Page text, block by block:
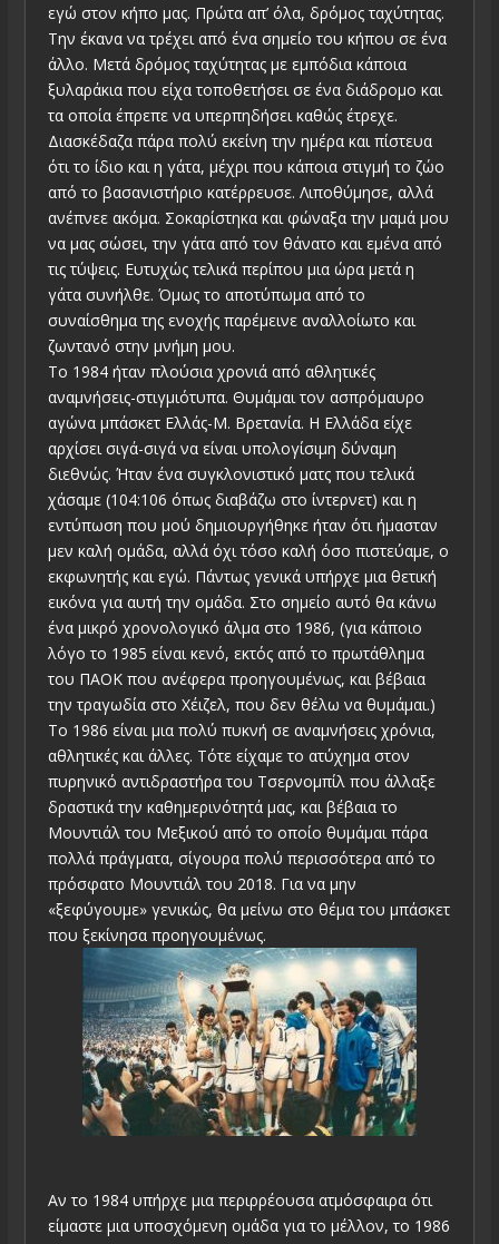
εγώ στον κήπο μας. Πρώτα απ’ όλα, δρόμος ταχύτητας.
Την έκανα να τρέχει από ένα σημείο του κήπου σε ένα
άλλο. Μετά δρόμος ταχύτητας με εμπόδια κάποια
ξυλαράκια που είχα τοποθετήσει σε ένα διάδρομο και
τα οποία έπρεπε να υπερπηδήσει καθώς έτρεχε.
Διασκέδαζα πάρα πολύ εκείνη την ημέρα και πίστευα
ότι το ίδιο και η γάτα, μέχρι που κάποια στιγμή το ζώο
από το βασανιστήριο κατέρρευσε. Λιποθύμησε, αλλά
ανέπνεε ακόμα. Σοκαρίστηκα και φώναξα την μαμά μου
να μας σώσει, την γάτα από τον θάνατο και εμένα από
τις τύψεις. Ευτυχώς τελικά περίπου μια ώρα μετά η
γάτα συνήλθε. Όμως το αποτύπωμα από το
συναίσθημα της ενοχής παρέμεινε αναλλοίωτο και
ζωντανό στην μνήμη μου.
Το 1984 ήταν πλούσια χρονιά από αθλητικές
αναμνήσεις-στιγμιότυπα. Θυμάμαι τον ασπρόμαυρο
αγώνα μπάσκετ Ελλάς-Μ. Βρετανία. Η Ελλάδα είχε
αρχίσει σιγά-σιγά να είναι υπολογίσιμη δύναμη
διεθνώς. Ήταν ένα συγκλονιστικό ματς που τελικά
χάσαμε (104:106 όπως διαβάζω στο ίντερνετ) και η
εντύπωση που μού δημιουργήθηκε ήταν ότι ήμασταν
μεν καλή ομάδα, αλλά όχι τόσο καλή όσο πιστεύαμε, ο
εκφωνητής και εγώ. Πάντως γενικά υπήρχε μια θετική
εικόνα για αυτή την ομάδα. Στο σημείο αυτό θα κάνω
ένα μικρό χρονολογικό άλμα στο 1986, (για κάποιο
λόγο το 1985 είναι κενό, εκτός από το πρωτάθλημα
του ΠΑΟΚ που ανέφερα προηγουμένως, και βέβαια
την τραγωδία στο Χέιζελ, που δεν θέλω να θυμάμαι.)
Το 1986 είναι μια πολύ πυκνή σε αναμνήσεις χρόνια,
αθλητικές και άλλες. Τότε είχαμε το ατύχημα στον
πυρηνικό αντιδραστήρα του Τσερνομπίλ που άλλαξε
δραστικά την καθημερινότητά μας, και βέβαια το
Μουντιάλ του Μεξικού από το οποίο θυμάμαι πάρα
πολλά πράγματα, σίγουρα πολύ περισσότερα από το
πρόσφατο Μουντιάλ του 2018. Για να μην
«ξεφύγουμε» γενικώς, θα μείνω στο θέμα του μπάσκετ
που ξεκίνησα προηγουμένως.
Αν το 1984 υπήρχε μια περιρρέουσα ατμόσφαιρα ότι
είμαστε μια υποσχόμενη ομάδα για το μέλλον, το 1986